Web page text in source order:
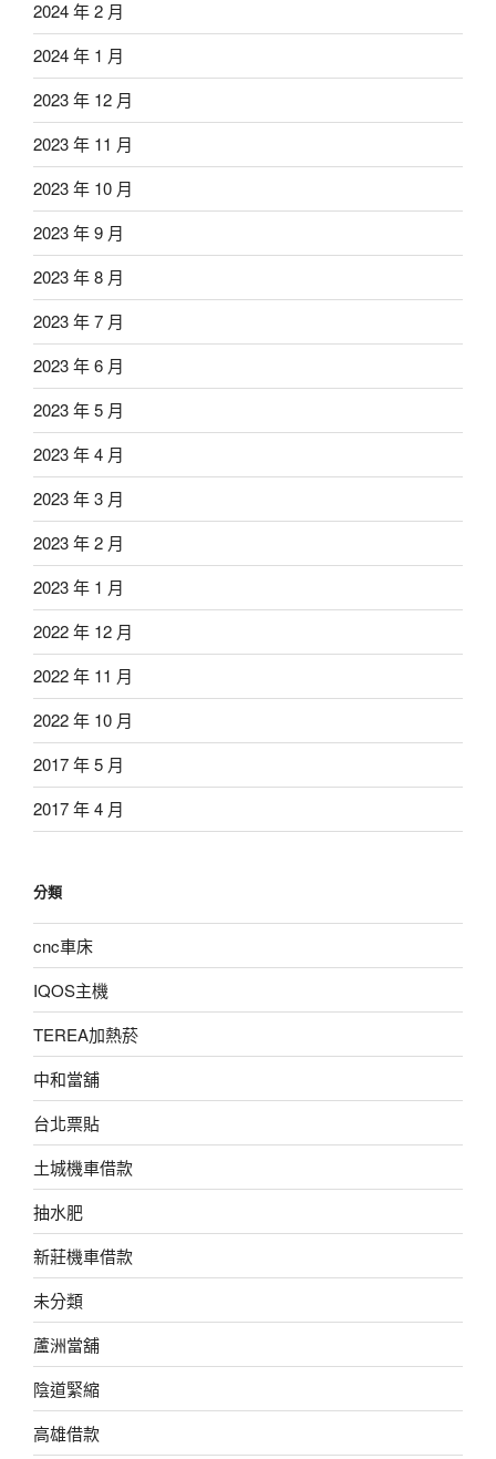
2024 年 2 月
2024 年 1 月
2023 年 12 月
2023 年 11 月
2023 年 10 月
2023 年 9 月
2023 年 8 月
2023 年 7 月
2023 年 6 月
2023 年 5 月
2023 年 4 月
2023 年 3 月
2023 年 2 月
2023 年 1 月
2022 年 12 月
2022 年 11 月
2022 年 10 月
2017 年 5 月
2017 年 4 月
分類
cnc車床
IQOS主機
TEREA加熱菸
中和當舖
台北票貼
土城機車借款
抽水肥
新莊機車借款
未分類
蘆洲當舖
陰道緊縮
高雄借款